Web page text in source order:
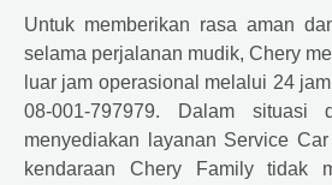
Untuk memberikan rasa aman
selama perjalanan mudik, Chery
luar jam operasional melalui 24
08-001-797979. Dalam situasi
menyediakan layanan Service
kendaraan CheryFamily tidak